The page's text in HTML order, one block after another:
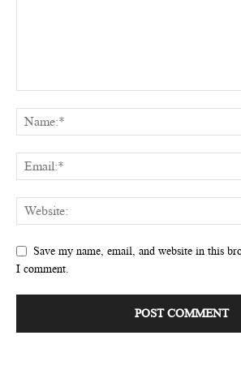
Save my name, email, and website in this
I comment.